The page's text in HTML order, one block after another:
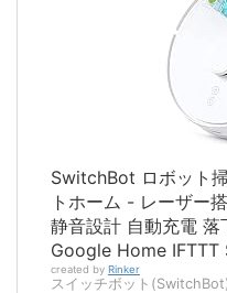
SwitchBot ロボット
トホーム - レーザー
静音設計 自動充電
Google Home IFTTT
created by Rinker
スイッチボット(SwitchBot)